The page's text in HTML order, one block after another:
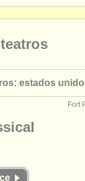
estados
Fort